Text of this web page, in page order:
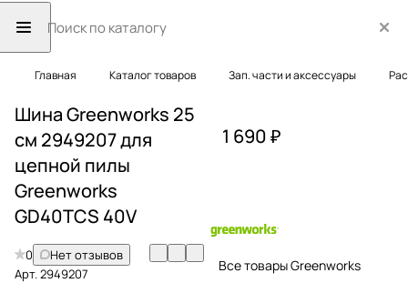
Главная Каталог товаров Зап. части и аксессуары
Шина Greenworks 25
см 2949207 для
цепной пилы
Greenworks
GD40TCS 40V
0
Нет отзывов
Арт.2949207
1 690 ₽
Все товары Greenworks